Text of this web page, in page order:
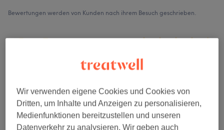
Bewertungen werden von Kunden nach ihrem Besuch geschrieben.
4,6
Sauberkeit
Wir verwenden eigene Cookies und Cookies von
Dritten, um Inhalte und Anzeigen zu personalisieren,
Medienfunktionen bereitzustellen und unseren
Datenverkehr zu analysieren. Wir geben auch